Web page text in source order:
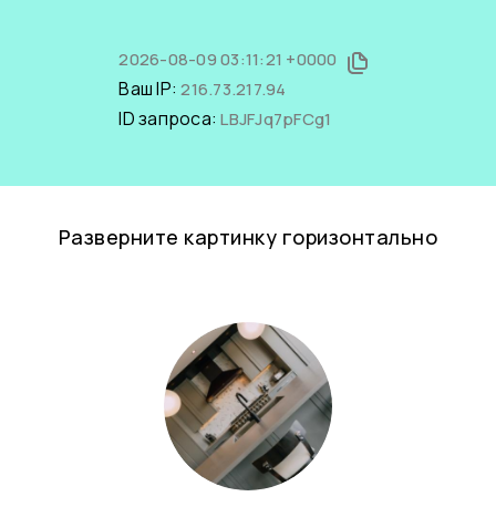
2026-08-09 03:11:21 +0000
Ваш IP:216.73.217.94
ID запроса:LBJFJq7pFCg1
Разверните картинку горизонтально